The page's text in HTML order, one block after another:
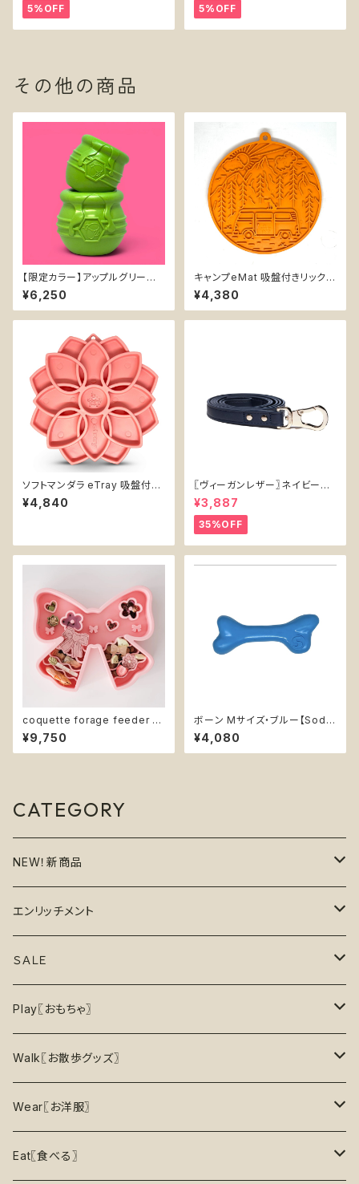
5%OFF 5%OFF
その他の商品
【限定カラー】アップルグリーンX
Lハニーポット【SodaPup】丈夫
な天然ゴム おやつ入れ可能 知
育玩具 ソダパップ Honey Pot
¥6,250
キャンプeMat 吸盤付きリックマ
ット【SodaPup】難易度★★★
★ 早食い防止皿 スローフィー
ダー 知育 エンリッチメント スト
¥4,380
ソフトマンダラ eTray 吸盤付き
【SodaPup】パステル リックマ
ット 早食い防止皿 スローフィー
ftie
¥4,840
〖ヴィーガンレザー〗ネイビーリ
ード【Vegan Leather Navy L
ead】
¥3,887
35%OFF
coquette forage feeder -
strawberry milk -【Fury The
Store】リボン型 スローフィーダ
ー エンリッチメント 早食い防止
¥9,750
ボーン Mサイズ・ブルー【Soda
Pup】丈夫 カミカミ 持ってこい
高耐久 水に浮く 大型犬用噛む
おもちゃ ソダパップ PUP-X Ru
¥4,080
CATEGORY
NEW！新商品
6月の新商品
7月の新商品
8月の新商品
エンリッチメント
フードボウル
おもちゃ
パズル
トレーニング
リックマット
ＳＡＬＥ
割引で探す
5%OFF
10％OFF
おもちゃ
お洋服
リード・ハーネス・首輪
Play〖おもちゃ〗
二度楽しめる！壊すと新しいおもちゃが出てくる！
ノーズワーク【Nosework】
知育玩具【Enrichment】
Walk〖お散歩グッズ〗
首輪
ハーネス
Wear〖お洋服〗
レインコート
Eat〖食べる〗